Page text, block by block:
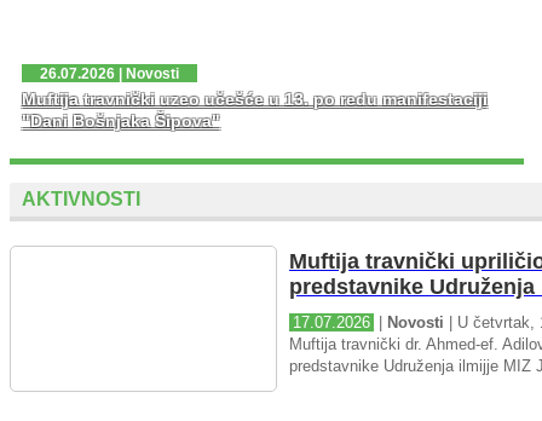
26.07.2026 | Novosti
Muftija travnički uzeo učešće u 13. po redu manifestaciji
"Dani Bošnjaka Šipova"
AKTIVNOSTI
Muftija travnički
predstavnike
17.07.2026 Novosti | U četvrtak,
Muftija travnički dr. Ahmed-ef.
predstavnike Udruženja ilmijje MIZ